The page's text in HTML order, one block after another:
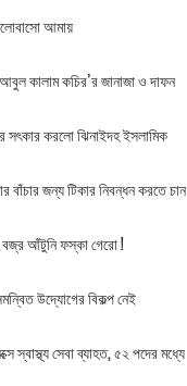
কোরিয়ার সাইবার আক্রমণ
২ জনের মৃত্যু
ধর্মঘট পালন করছে স্বাস্থ্য সহকারীরা
করনীয়
সচিব আক্রান্ত
আরও ৩২ জনের মৃত্যু, নতুন শনাক্ত
আমায়
কালাম কচির’র জানাজা ও দাফন
সৎকার করলো ঝিনাইদহ ইসলামিক
জন্য টিকার নিবন্ধন করতে চান
বজ্র আঁটুনি ফস্কা গেরো !
উদ্যোগের বিকল্প নেই
স্বাস্থ্য সেবা ব্যাহত, ৫২ পদের মধ্যে